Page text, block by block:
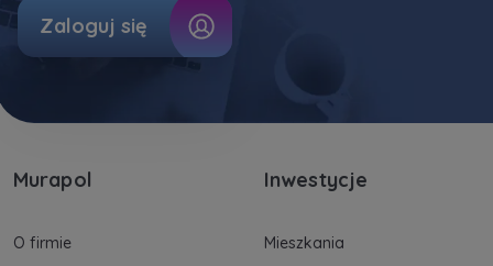
Murapol
O firmie
Inwestycje
Mieszkania
Zaloguj się